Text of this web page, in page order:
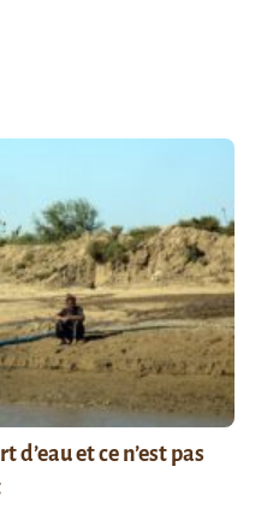
d’eau et ce n’est pas